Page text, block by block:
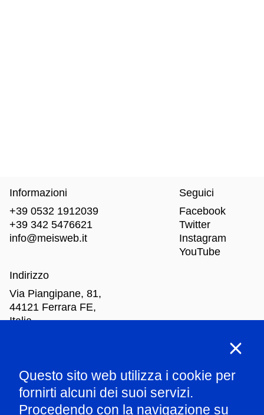
Questo sito web utilizza i cookie per
fornirti alcuni dei suoi servizi.
Procedendo con la navigazione su
Informazioni
+39 0532 1912039
+39 342 5476621
info@meisweb.it
Indirizzo
Via Piangipane, 81,
44121 Ferrara FE,
Italia
Seguici
Facebook
Twitter
Instagram
YouTube
Mar-Dom: dalle 10.00 alle 18.00